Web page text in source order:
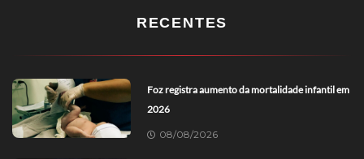
RECENTES
Foz registra aumento da mortalidade infantil em
2026
08/08/2026